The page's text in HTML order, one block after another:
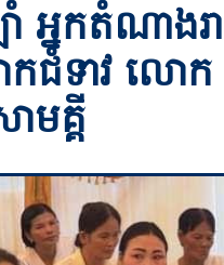
អ្នកតំណាងរ
ជំទាវ លោក
មគ្គី